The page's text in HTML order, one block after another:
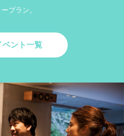
プラン。
ベント一覧